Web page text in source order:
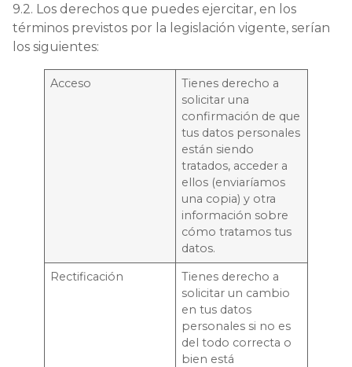
9.2. Los derechos que puedes ejercitar, en los
términos previstos por la legislación vigente, serían
los siguientes:
Acceso
Tienes derecho a
solicitar una
confirmación de que
tus datos personales
están siendo
tratados, acceder a
ellos (enviaríamos
una copia) y otra
información sobre
cómo tratamos tus
datos.
Rectificación
Tienes derecho a
solicitar un cambio
en tus datos
personales si no es
del todo correcta o
bien está